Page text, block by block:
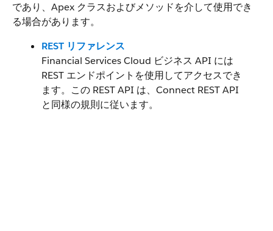
であり、Apex クラスおよびメソッドを介して使用でき
る場合があります。
REST リファレンス
Financial Services Cloud ビジネス API には
REST エンドポイントを使用してアクセスでき
ます。この REST API は、Connect REST API
と同様の規則に従います。